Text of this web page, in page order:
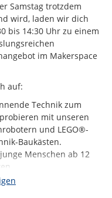
Samstag trotzdem
wird, laden wir dich
bis 14:30 Uhr zu einem
im Makerspace
auf:
Technik zum
mit unseren
und LEGO®-
Baukästen.
Menschen ab 12
ist